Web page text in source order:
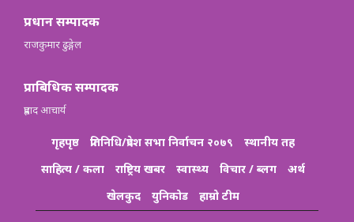
प्रधान सम्पादक
राजकुमार ढुङ्गेल
प्राबिधिक सम्पादक
प्रह्लाद आचार्य
गृहपृष्ठ प्रतिनिधि/प्रदेश सभा निर्वाचन २०७९
स्थानीय तह
साहित्य / कला
राष्ट्रिय खबर स्वास्थ्य विचार / ब्लग
अर्थ
खेलकुद
युनिकोड हाम्रो टीम